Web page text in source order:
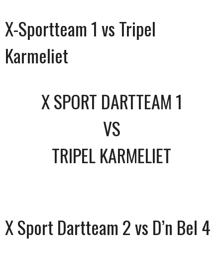
X-Sportteam 1 vs Tripel
Karmeliet
X SPORT DARTTEAM 1
VS
TRIPEL KARMELIET
X Sport Dartteam 2 vs D’n Bel 4